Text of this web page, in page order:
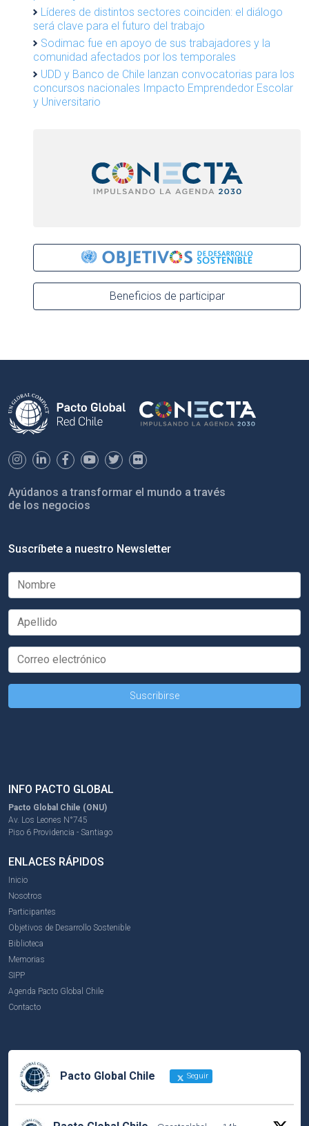
Líderes de distintos sectores coinciden: el diálogo
será clave para el futuro del trabajo
Sodimac fue en apoyo de sus trabajadores y la
comunidad afectados por los temporales
UDD y Banco de Chile lanzan convocatorias para los
concursos nacionales Impacto Emprendedor Escolar
y Universitario
Beneficios de participar
Ayúdanos a transformar el mundo a través
de los negocios
Suscríbete a nuestro Newsletter
INFO PACTO GLOBAL
Pacto Global Chile (ONU)
Av. Los Leones N°745
Piso 6 Providencia - Santiago
ENLACES RÁPIDOS
Inicio
Nosotros
Participantes
Objetivos de Desarrollo Sostenible
Biblioteca
Memorias
SIPP
Agenda Pacto Global Chile
Contacto
Pacto Global Chile Seguir